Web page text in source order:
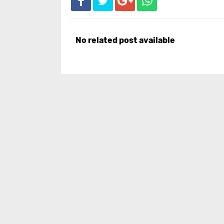
No related post available